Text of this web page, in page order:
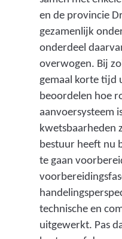
en de provincie
gezamenlijk
onderdeel
overwogen. Bij
gemaal korte tijd
beoordelen hoe
aanvoersysteem
kwetsbaarheden
bestuur heeft nu
te gaan
technische en
uitgewerkt. Pas